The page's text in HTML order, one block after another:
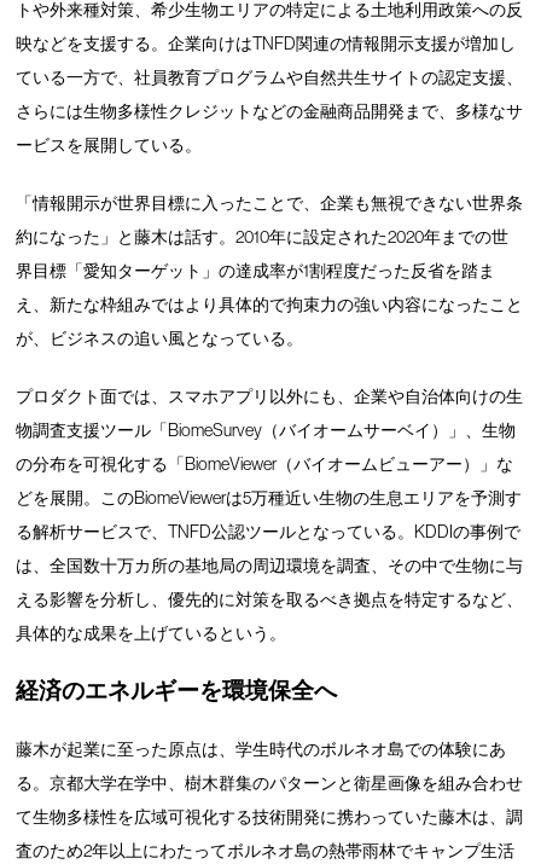
トや外来種対策、希少生物エリアの特定による土地利用政策への反
映などを支援する。企業向けはTNFD関連の情報開示支援が増加し
ている一方で、社員教育プログラムや自然共生サイトの認定支援、
さらには生物多様性クレジットなどの金融商品開発まで、多様なサ
ービスを展開している。
「情報開示が世界目標に入ったことで、企業も無視できない世界条
約になった」と藤木は話す。2010年に設定された2020年までの世
界目標「愛知ターゲット」の達成率が1割程度だった反省を踏ま
え、新たな枠組みではより具体的で拘束力の強い内容になったこと
が、ビジネスの追い風となっている。
プロダクト面では、スマホアプリ以外にも、企業や自治体向けの生
物調査支援ツール「BiomeSurvey（バイオームサーベイ）」、生物
の分布を可視化する「BiomeViewer（バイオームビューアー）」な
どを展開。このBiomeViewerは5万種近い生物の生息エリアを予測す
る解析サービスで、TNFD公認ツールとなっている。KDDIの事例で
は、全国数十万カ所の基地局の周辺環境を調査、その中で生物に与
える影響を分析し、優先的に対策を取るべき拠点を特定するなど、
具体的な成果を上げているという。
経済のエネルギーを環境保全へ
藤木が起業に至った原点は、学生時代のボルネオ島での体験にあ
る。京都大学在学中、樹木群集のパターンと衛星画像を組み合わせ
て生物多様性を広域可視化する技術開発に携わっていた藤木は、調
査のため2年以上にわたってボルネオ島の熱帯雨林でキャンプ生活